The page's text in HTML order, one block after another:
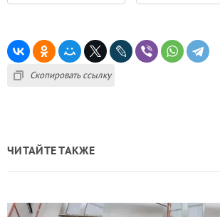
Скопировать ссылку
ЧИТАЙТЕ ТАКЖЕ